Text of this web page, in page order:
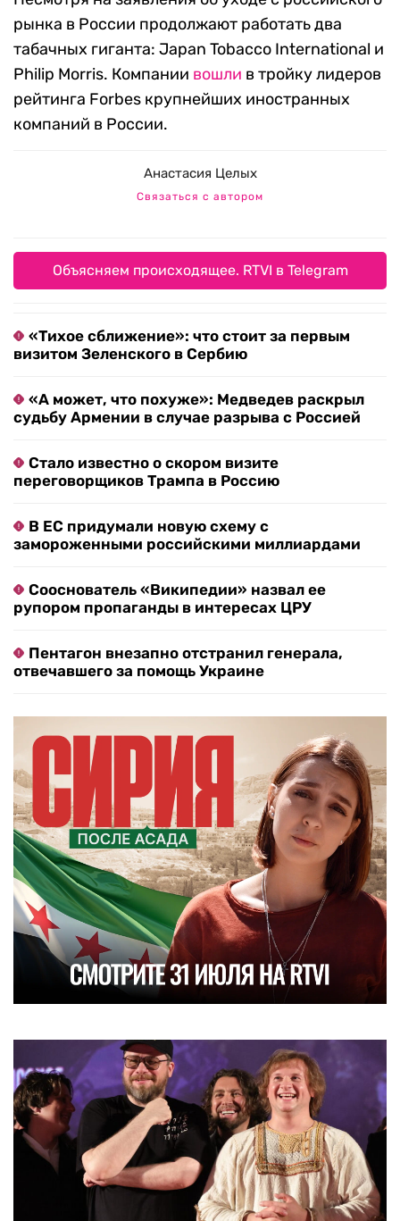
рынка в России продолжают работать два
табачных гиганта: Japan Tobacco International и
Philip Morris. Компании вошли в тройку лидеров
рейтинга Forbes крупнейших иностранных
компаний в России.
Анастасия Целых
Связаться с автором
Объясняем происходящее. RTVI в Telegram
«Тихое сближение»: что стоит за первым
визитом Зеленского в Сербию
«А может, что похуже»: Медведев раскрыл
судьбу Армении в случае разрыва с Россией
Стало известно о скором визите
переговорщиков Трампа в Россию
В ЕС придумали новую схему с
замороженными российскими миллиардами
Сооснователь «Википедии» назвал ее
рупором пропаганды в интересах ЦРУ
Пентагон внезапно отстранил генерала,
отвечавшего за помощь Украине